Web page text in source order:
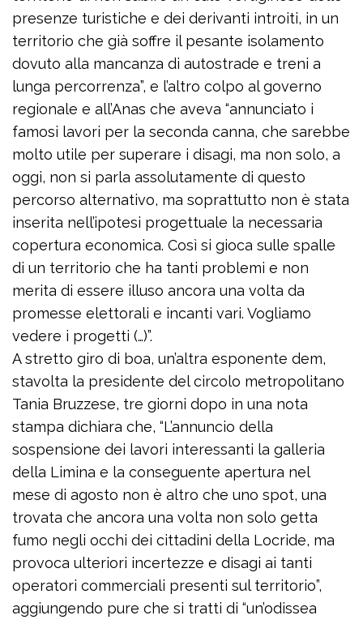
presenze turistiche e dei derivanti introiti, in un
territorio che già soffre il pesante isolamento
dovuto alla mancanza di autostrade e treni a
lunga percorrenza”, e l’altro colpo al governo
regionale e all’Anas che aveva “annunciato i
famosi lavori per la seconda canna, che sarebbe
molto utile per superare i disagi, ma non solo, a
oggi, non si parla assolutamente di questo
percorso alternativo, ma soprattutto non è stata
inserita nell’ipotesi progettuale la necessaria
copertura economica. Così si gioca sulle spalle
di un territorio che ha tanti problemi e non
merita di essere illuso ancora una volta da
promesse elettorali e incanti vari. Vogliamo
vedere i progetti (…)”.
A stretto giro di boa, un’altra esponente dem,
stavolta la presidente del circolo metropolitano
Tania Bruzzese, tre giorni dopo in una nota
stampa dichiara che, “L’annuncio della
sospensione dei lavori interessanti la galleria
della Limina e la conseguente apertura nel
mese di agosto non è altro che uno spot, una
trovata che ancora una volta non solo getta
fumo negli occhi dei cittadini della Locride, ma
provoca ulteriori incertezze e disagi ai tanti
operatori commerciali presenti sul territorio”,
aggiungendo pure che si tratti di “un’odissea